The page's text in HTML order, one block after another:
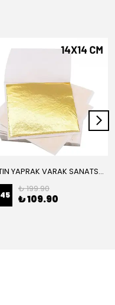
ALTIN YAPRAK VARAK SANATSAL BÜYÜK BOY FOLYO EPOKSİ REÇİNE NAİL ART 8 ADET ALTIN RENK 14X14 CM
45
₺ 199.90
₺ 109.90